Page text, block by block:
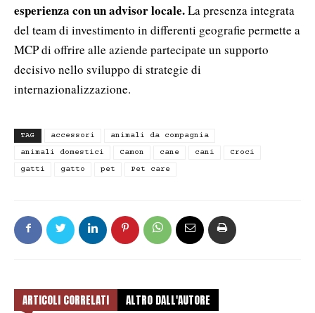
esperienza con un advisor locale.La presenza integrata
del team di investimento in differenti geografie permette a
MCP di offrire alle aziende partecipate un supporto
decisivo nello sviluppo di strategie di
internazionalizzazione.
TAG accessori
animali da compagnia
animali domestici
Camon cane cani
Croci
gatti
gatto pet Pet care
ARTICOLI CORRELATI ALTRO DALL'AUTORE